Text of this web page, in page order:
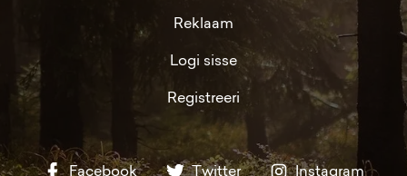
Reklaam
Logi sisse
Registreeri
Facebook Twitter Instagram